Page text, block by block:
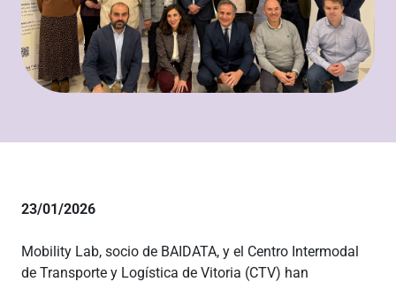
23/01/2026
Mobility Lab, socio de BAIDATA, y el Centro Intermodal
de Transporte y Logística de Vitoria (CTV) han